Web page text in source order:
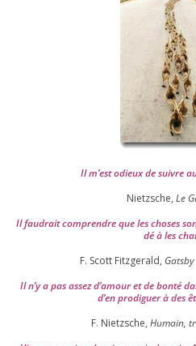
Il m’est odieux de suivre
Nietzsche, Le
Il fau­drait com­prendre que les choses
dé à les
F. Scott Fitzgerald,
Il n’y a pas assez d’a­mour et de bon­té
d’en pro­di­guer à des
F. Nietzsche, Humain,